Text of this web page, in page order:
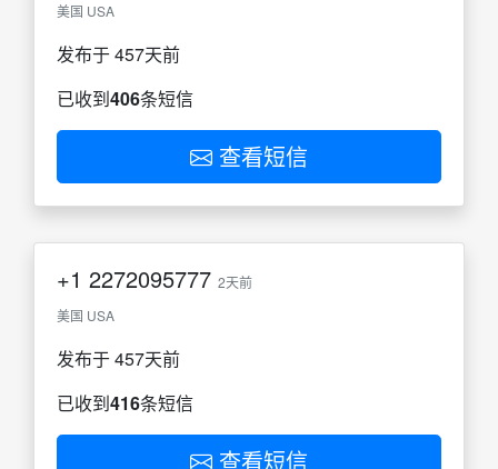
美国 USA
发布于 457天前
已收到406条短信
查看短信
+1 2272095777 2天前
美国 USA
发布于 457天前
已收到416条短信
查看短信